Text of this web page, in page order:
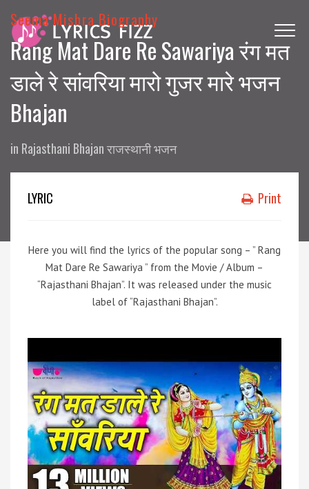
Seema Mishra Biography
Rang Mat Dare Re Sawariya रंग मत
डाले रे सांवरिया मारो गुजर मारे भजन
Bhajan
in Rajasthani Bhajan राजस्थानी भजन
LYRIC Print
Here you will find the lyrics of the popular song – ” Rang
Mat Dare Re Sawariya ” from the Movie / Album –
“Rajasthani Bhajan”. It was released under the music
label of “Rajasthani Bhajan”.